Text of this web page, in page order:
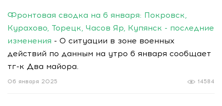
Фронтовая сводка на 6 января: Покровск,
Курахово, Торецк, Часов Яр, Купянск - последние
изменения - О ситуации в зоне военных
действий по данным на утро 6 января сообщает
тг-к Два майора.
14584
06 января 2025